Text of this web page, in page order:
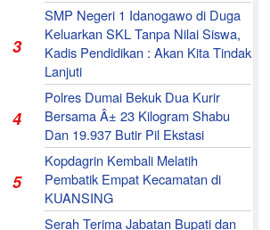
3
SMP Negeri 1 Idanogawo di Duga
Keluarkan SKL Tanpa Nilai Siswa,
Kadis Pendidikan : Akan Kita Tindak
Lanjuti
4
Polres Dumai Bekuk Dua Kurir
Bersama Â± 23 Kilogram Shabu
Dan 19.937 Butir Pil Ekstasi
5
Kopdagrin Kembali Melatih
Pembatik Empat Kecamatan di
KUANSING
Serah Terima Jabatan Bupati dan